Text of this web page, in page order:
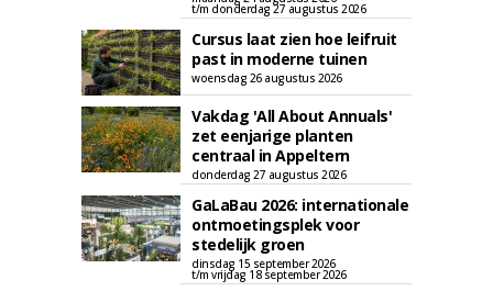
t/m donderdag 27 augustus 2026
Cursus laat zien hoe leifruit
past in moderne tuinen
woensdag 26 augustus 2026
Vakdag 'All About Annuals'
zet eenjarige planten
centraal in Appeltern
donderdag 27 augustus 2026
GaLaBau 2026: internationale
ontmoetingsplek voor
stedelijk groen
dinsdag 15 september 2026
t/m vrijdag 18 september 2026